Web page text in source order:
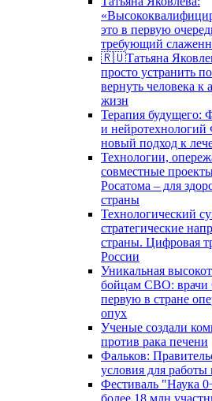
это в первую
требующий
🇷🇺Татьяна
просто устранить
вернуть человека
жизн
Терапия будущего:
и
новый подход к
Технологии,
совместные
Росатома – для
страны
Технологический
стратегические
страны. Цифровая
России
Уникальная
бойцам СВО:
первую в стране
опух
Ученые создали
против рака печени
Фальков:
условия для
Фестиваль "Наука
более 18 млн